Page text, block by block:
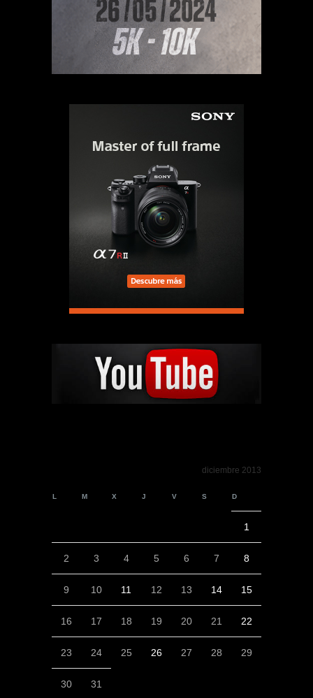
diciembre 2013
L M X J V S D
1
2 3 4 5 6 7 8
9 10 11 12 13 14 15
16 17 18 19 20 21 22
23 24 25 26 27 28 29
30 31